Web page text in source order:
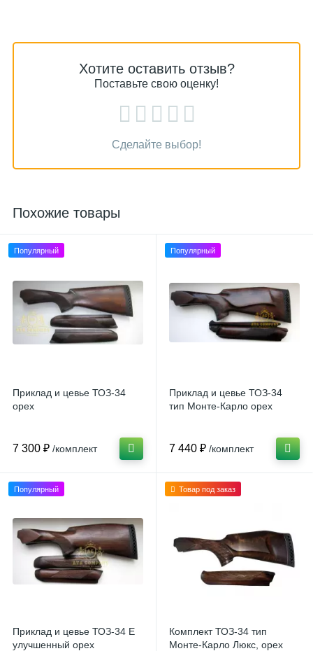
Хотите оставить отзыв?
Поставьте свою оценку!
Сделайте выбор!
Похожие товары
Популярный
Приклад и цевье ТОЗ-34
орех
7 300 ₽ /комплект
Популярный
Приклад и цевье ТОЗ-34
тип Монте-Карло орех
7 440 ₽ /комплект
Популярный
Приклад и цевье ТОЗ-34 Е
улучшенный орех
Товар под заказ
Комплект ТОЗ-34 тип
Монте-Карло Люкс, орех